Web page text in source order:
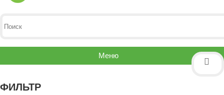
Меню
ФИЛЬТР